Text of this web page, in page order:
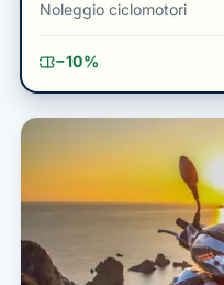
Noleggio ciclomotori
−10%